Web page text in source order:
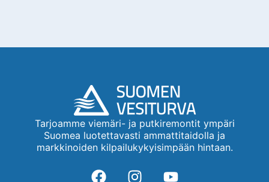
Tarjoamme viemäri- ja putkiremontit ympäri
Suomea luotettavasti ammattitaidolla ja
markkinoiden kilpailukykyisimpään hintaan.